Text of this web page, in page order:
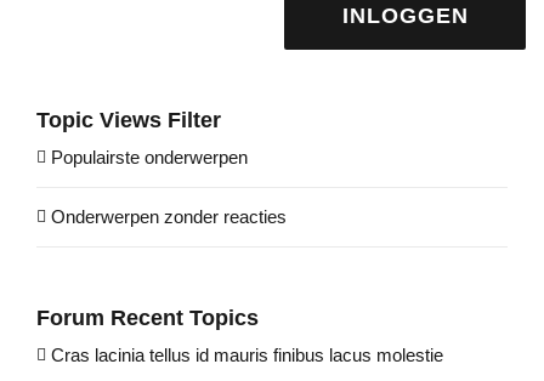
INLOGGEN
Topic Views Filter
Populairste onderwerpen
Onderwerpen zonder reacties
Forum Recent Topics
Cras lacinia tellus id mauris finibus lacus molestie